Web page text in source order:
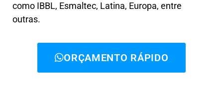
como IBBL, Esmaltec, Latina, Europa, entre
outras.
ORÇAMENTO RÁPIDO